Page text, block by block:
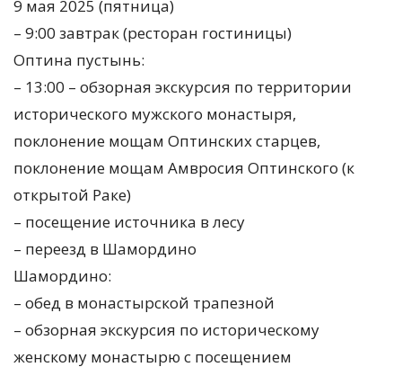
9 мая 2025 (пятница)
– 9:00 завтрак (ресторан гостиницы)
Оптина пустынь:
– 13:00 – обзорная экскурсия по территории
исторического мужского монастыря,
поклонение мощам Оптинских старцев,
поклонение мощам Амвросия Оптинского (к
открытой Раке)
– посещение источника в лесу
– переезд в Шамордино
Шамордино:
– обед в монастырской трапезной
– обзорная экскурсия по историческому
женскому монастырю с посещением